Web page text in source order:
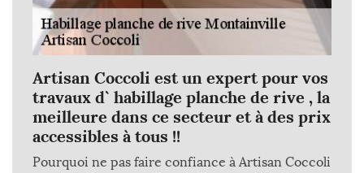
Artisan Coccoli est un expert pour vos
travaux d` habillage planche de rive , la
meilleure dans ce secteur et à des prix
accessibles à tous !!
Pourquoi ne pas faire confiance à Artisan Coccoli